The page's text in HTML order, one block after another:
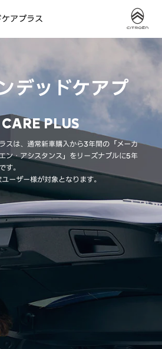
アプラス
デッドケアプ
PLUS
スは、通常新車購入から3年間の「メーカ
ン・アシスタンス」をリーズナブルに5年
す。
ーザー様が対象となります。